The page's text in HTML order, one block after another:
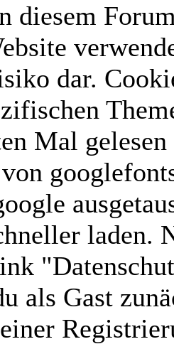
diesem
dar.
Mal
laden.
als Gast